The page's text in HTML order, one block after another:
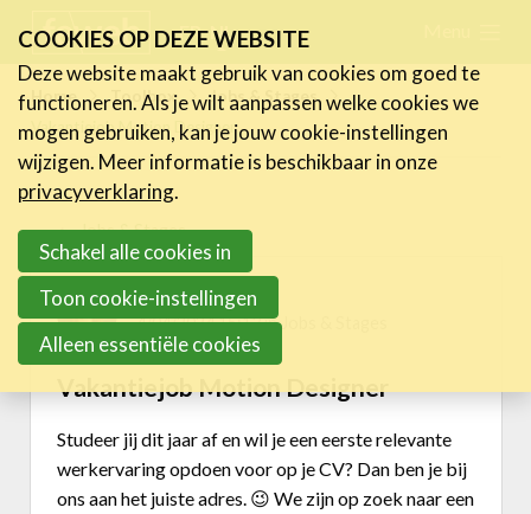
links
Jump
to
navigation
to
main
content
FR NL
Home Toolbox
Jobs & Stages
Vakantiejob Motion Designer
Jobs & Stages
Kel Wouters
4/04/2024 15:13 inJobs & Stages
Vakantiejob Motion Designer
Studeer jij dit jaar af en wil je een eersterelevante
werkervaring opdoen voor op je CV? Dan ben je bij
ons aan het juiste adres. 😉 We zijn op zoek naar een
Nieuws
Activiteiten
Expertise
Toolbox
Kenniscentrum
eXperience Labs
Legal Line
FeWeb Verzekering
Jobs & Stages
COOKIES OP DEZE WEBSITE
Deze website maakt gebruik van cookies om goed te
functioneren. Als je wilt aanpassen welke cookies we
mogen gebruiken, kan je jouw cookie-instellingen
wijzigen. Meer informatie is beschikbaar in onze
privacyverklaring.
Schakel alle cookies in
Toon cookie-instellingen
Alleen essentiële cookies